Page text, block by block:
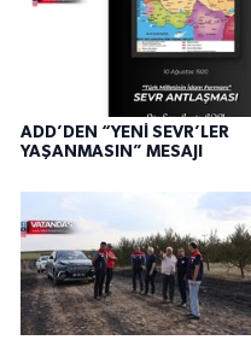
ADD’DEN “YENİ SEVR’LER
YAŞANMASIN” MESAJI